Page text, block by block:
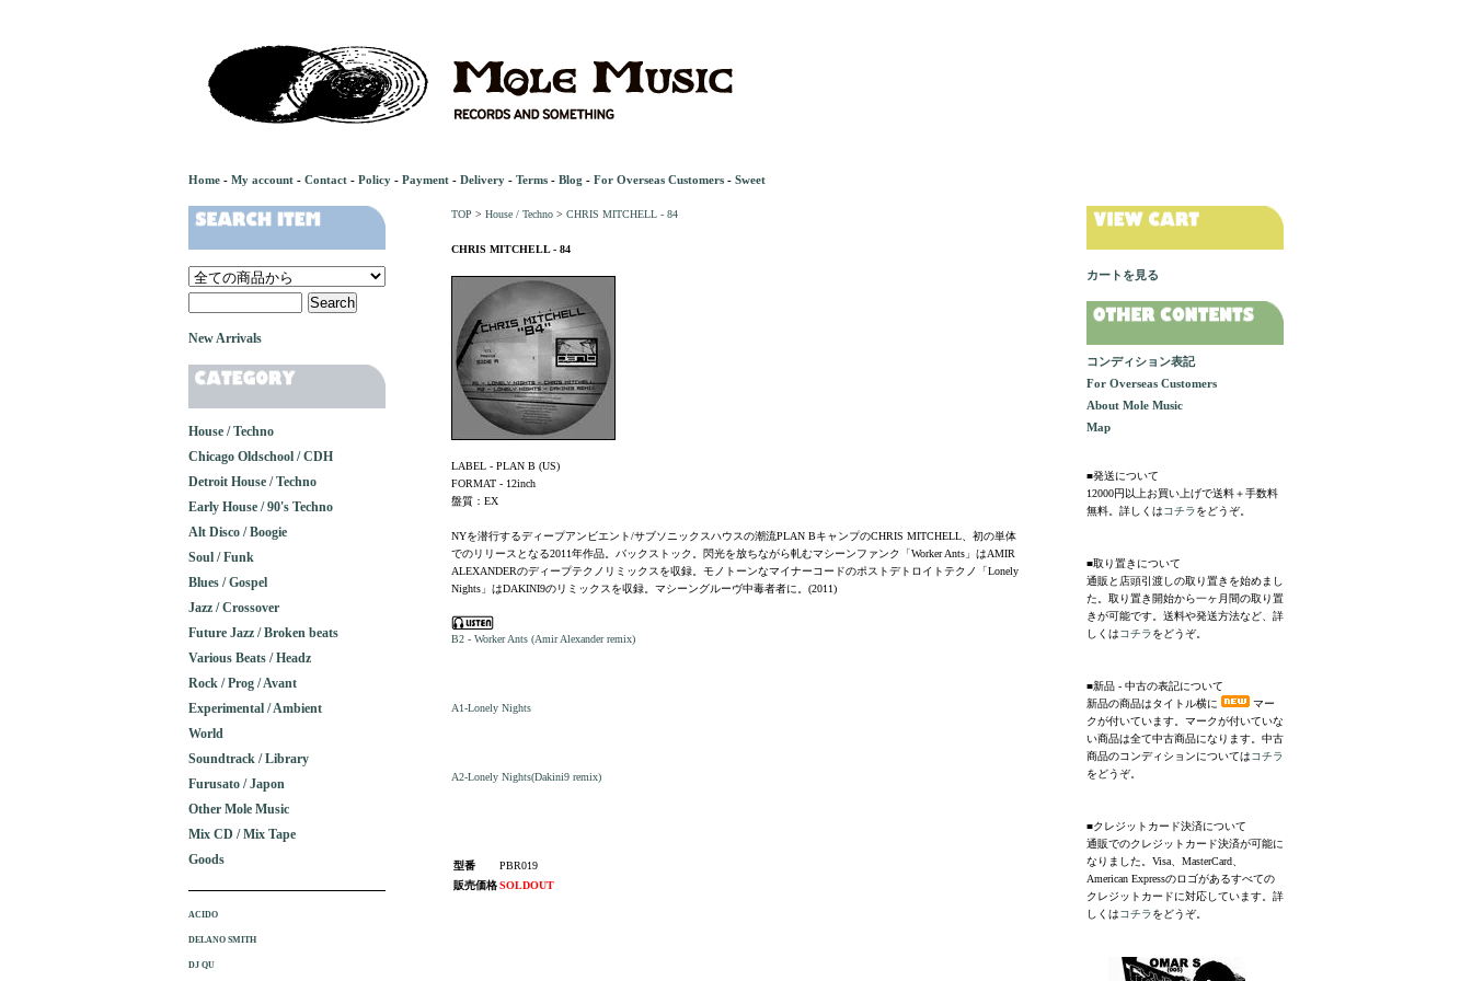
Home - My account - Contact - Policy - Payment - Delivery - Terms - Blog - For Overseas Customers - Sweet
TOP > House / Techno > CHRIS MITCHELL - 84
CHRIS MITCHELL - 84
LABEL - PLAN B (US)
FORMAT - 12inch
盤質：EX
NYを潜行するディープアンビエント/サブソニックスハウスの潮流PLAN BキャンプのCHRIS MITCHELL、初の単体
でのリリースとなる2011年作品。バックストック。閃光を放ちながら軋むマシーンファンク「Worker Ants」はAMIR
ALEXANDERのディープテクノリミックスを収録。モノトーンなマイナーコードのポストデトロイトテクノ「Lonely
Nights」はDAKINI9のリミックスを収録。マシーングルーヴ中毒者者に。(2011)
B2 - Worker Ants (Amir Alexander remix)
A1-Lonely Nights
A2-Lonely Nights(Dakini9 remix)
型番
PBR019
販売価格SOLDOUT
New Arrivals
House / Techno
Chicago Oldschool / CDH
Detroit House / Techno
Early House / 90's Techno
Alt Disco / Boogie
Soul / Funk
Blues / Gospel
Jazz / Crossover
Future Jazz / Broken beats
Various Beats / Headz
Rock / Prog / Avant
Experimental / Ambient
World
Soundtrack / Library
Furusato / Japon
Other Mole Music
Mix CD / Mix Tape
Goods
ACIDO
DELANO SMITH
DJ QU
カートを見る
コンディション表記
For Overseas Customers
About Mole Music
Map
■発送について
12000円以上お買い上げで送料＋手数料
無料。詳しくはコチラをどうぞ。
■取り置きについて
通販と店頭引渡しの取り置きを始めまし
た。取り置き開始から一ヶ月間の取り置
きが可能です。送料や発送方法など、詳
しくはコチラをどうぞ。
■新品 - 中古の表記について
新品の商品はタイトル横に
マー
クが付いています。マークが付いていな
い商品は全て中古商品になります。中古
商品のコンディションについてはコチラ
をどうぞ。
■クレジットカード決済について
通販でのクレジットカード決済が可能に
なりました。Visa、MasterCard、
American Expressのロゴがあるすべての
クレジットカードに対応しています。詳
しくはコチラをどうぞ。